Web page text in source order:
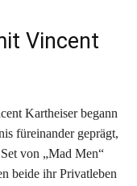
Vincent
Kartheiser begann
füreinander geprägt,
von „Mad Men“
beide ihr Privatleben